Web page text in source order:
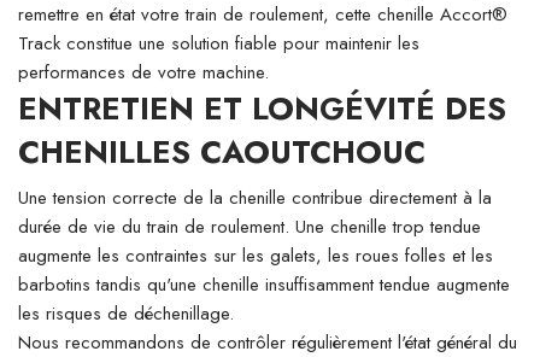
remettre en état votre train de roulement, cette chenille Accort®
Track constitue une solution fiable pour maintenir les
performances de votre machine.
ENTRETIEN ET LONGÉVITÉ DES
CHENILLES CAOUTCHOUC
Une tension correcte de la chenille contribue directement à la
durée de vie du train de roulement. Une chenille trop tendue
augmente les contraintes sur les galets, les roues folles et les
barbotins tandis qu'une chenille insuffisamment tendue augmente
les risques de déchenillage.
Nous recommandons de contrôler régulièrement l'état général du